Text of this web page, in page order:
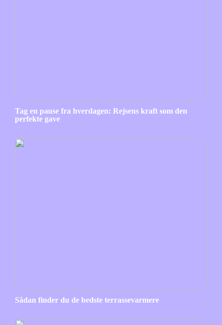
Tag en pause fra hverdagen: Rejsens kraft som den
perfekte gave
Sådan finder du de bedste terrassevarmere